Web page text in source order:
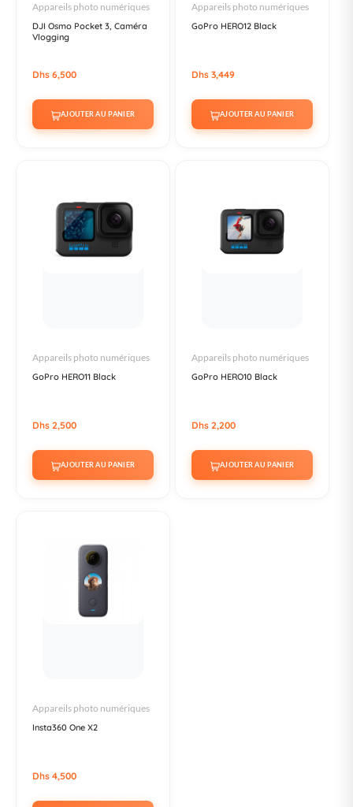
Appareils photo numériques
DJI Osmo Pocket 3, Caméra
Vlogging
Dhs 6,500
AJOUTER AU PANIER
Appareils photo numériques
GoPro HERO12 Black
Dhs 3,449
AJOUTER AU PANIER
Appareils photo numériques
GoPro HERO11 Black
Dhs 2,500
AJOUTER AU PANIER
Appareils photo numériques
GoPro HERO10 Black
Dhs 2,200
AJOUTER AU PANIER
Appareils photo numériques
Insta360 One X2
Dhs 4,500